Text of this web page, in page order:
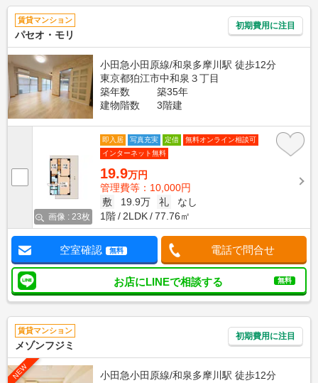
賃貸マンション
パセオ・モリ
初期費用に注目
小田急小田原線/和泉多摩川駅 徒歩12分
東京都狛江市中和泉３丁目
築年数
築35年
建物階数
3階建
画像 : 23枚
即入居 写真充実 定借
無料オンライン相談可
インターネット無料
19.9万円
管理費等：10,000円
敷
19.9万 礼
なし
1階
2LDK 77.76㎡
空室確認 無料 電話で問合せ
お店にLINEで相談する 無料
賃貸マンション
メゾンフジミ
初期費用に注目
NEW 小田急小田原線/和泉多摩川駅 徒歩12分